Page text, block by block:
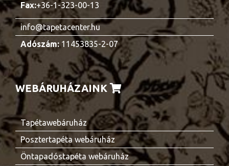
Fax:+36-1-323-00-13
info@tapetacenter.hu
Adószám:11453835-2-07
WEBÁRUHÁZAINK
Tapétawebáruház
Posztertapéta webáruház
Öntapadóstapéta webáruház